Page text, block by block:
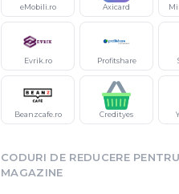
eMobili.ro Axicard
Evrik.ro Profitshare
Beanzcafe.ro Credityes
CODURI DE REDUCERE
MAGAZINE